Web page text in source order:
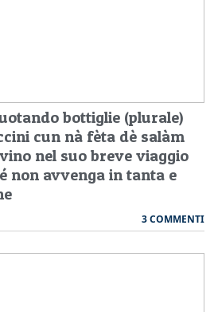
bottiglie (plurale)
cun nà fèta dè salàm
nel suo breve viaggio
non avvenga in tanta e
3 COMMENTI